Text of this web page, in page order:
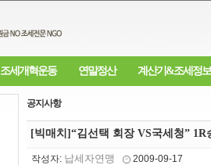
조세개혁운동 연말정산 계산기&조세정보
공지사항
[빅매치]“김선택 회장 VS국세청” 1R
작성자: 납세자연맹 2009-09-17